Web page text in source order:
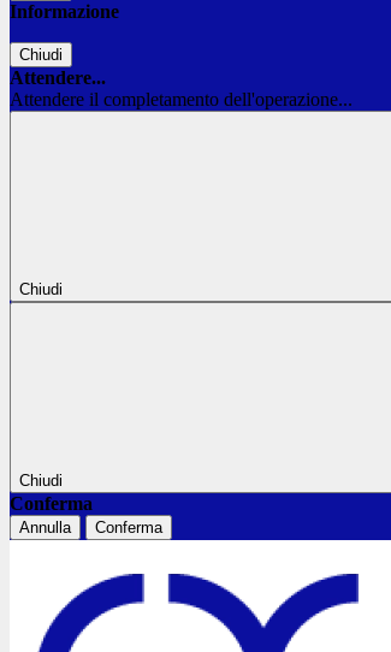
Informazione
Chiudi
Attendere...
Attendere il completamento dell'operazione...
Chiudi
Chiudi
Conferma
Annulla Conferma